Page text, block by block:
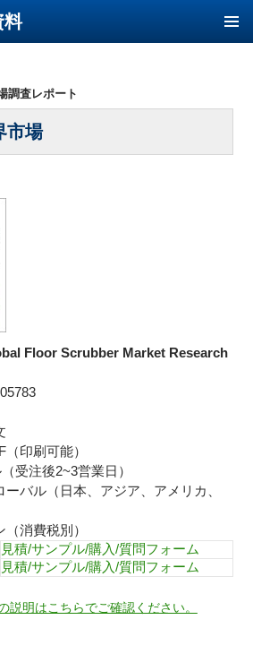
料
調査レポート
市場
Floor Scrubber Market Research
印刷可能）
受注後2~3営業日）
バル（日本、アジア、アメリカ、
消費税別）
見積/サンプル/購入/質問フォーム
見積/サンプル/購入/質問フォーム
説明はこちらでご確認ください。